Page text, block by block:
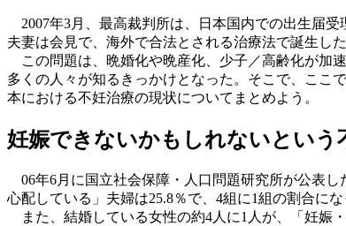
2007年3月、最高裁判所は、日本国内での出生届
夫妻は会見で、海外で合法とされる治療法で誕生し
この問題は、晩婚化や晩産化、少子／高齢化が加
多くの人々が知るきっかけとなった。そこで、ここ
本における不妊治療の現状についてまとめよう。
妊娠できないかもしれないという
06年6月に国立社会保障・人口問題研究所が公表
心配している」夫婦は25.8％で、4組に1組の割合に
また、結婚している女性の約4人に1人が、「妊娠